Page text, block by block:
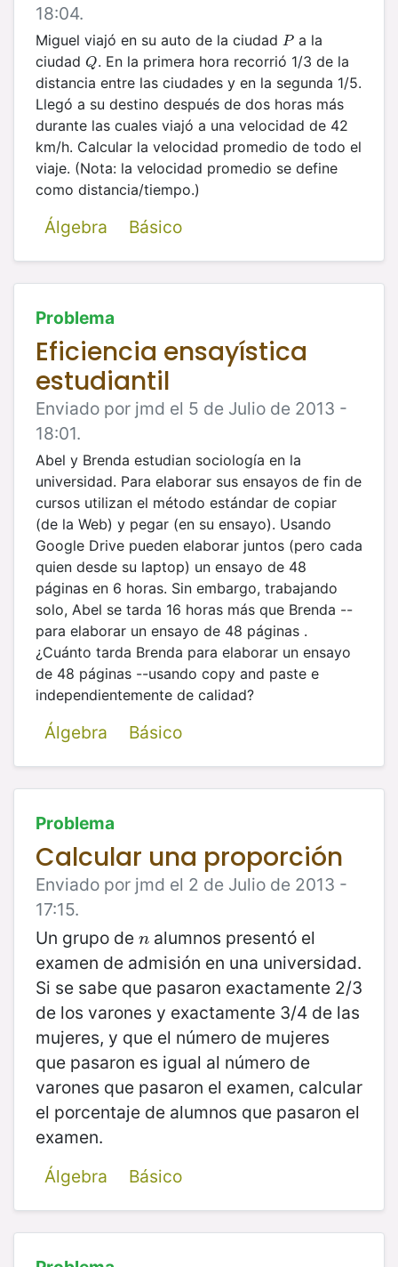
18:04.
Miguel viajó en su auto de la ciudad P
P a la
ciudad Q
Q. En la primera hora recorrió 1/3 de la
distancia entre las ciudades y en la segunda 1/5.
Llegó a su destino después de dos horas más
durante las cuales viajó a una velocidad de 42
km/h. Calcular la velocidad promedio de todo el
viaje. (Nota: la velocidad promedio se define
como distancia/tiempo.)
Álgebra Básico
Problema
Eficiencia ensayística
estudiantil
Enviado por jmd el 5 de Julio de 2013 -
18:01.
Abel y Brenda estudian sociología en la
universidad. Para elaborar sus ensayos de fin de
cursos utilizan el método estándar de copiar
(de la Web) y pegar (en su ensayo). Usando
Google Drive pueden elaborar juntos (pero cada
quien desde su laptop) un ensayo de 48
páginas en 6 horas. Sin embargo, trabajando
solo, Abel se tarda 16 horas más que Brenda --
para elaborar un ensayo de 48 páginas .
¿Cuánto tarda Brenda para elaborar un ensayo
de 48 páginas --usando copy and paste e
independientemente de calidad?
Álgebra Básico
Problema
Calcular una proporción
Enviado por jmd el 2 de Julio de 2013 -
17:15.
Un grupo de n
n alumnos presentó el
examen de admisión en una universidad.
Si se sabe que pasaron exactamente 2/3
de los varones y exactamente 3/4 de las
mujeres, y que el número de mujeres
que pasaron es igual al número de
varones que pasaron el examen, calcular
el porcentaje de alumnos que pasaron el
examen.
Álgebra
Básico